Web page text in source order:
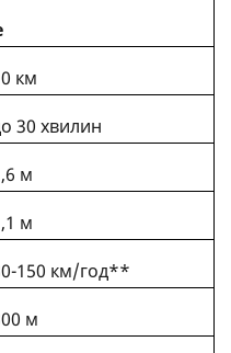
км
30 хвилин
м
м
150 км/год**
м